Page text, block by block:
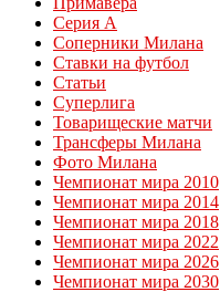
Серия А
Соперники Милана
Ставки на футбол
Статьи
Суперлига
Товарищеские матчи
Трансферы Милана
Фото Милана
Чемпионат мира 2010
Чемпионат мира 2014
Чемпионат мира 2018
Чемпионат мира 2022
Чемпионат мира 2026
Чемпионат мира 2030